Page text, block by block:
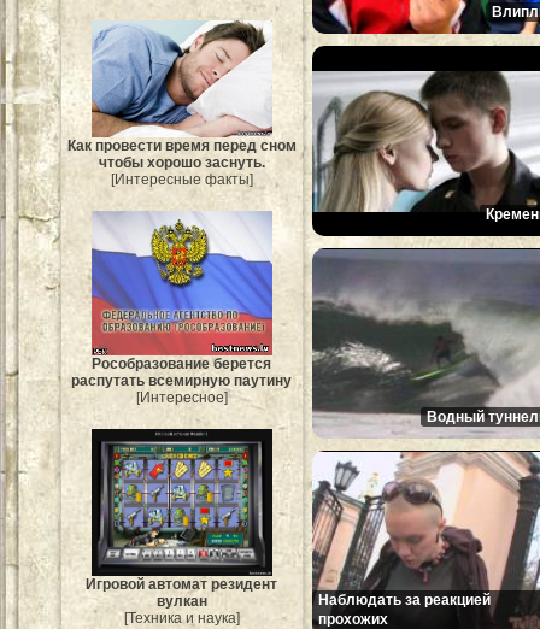
Как провести время перед сном
чтобы хорошо заснуть.
[Интересные факты]
Рособразование берется
распутать всемирную паутину
[Интересное]
Игровой автомат резидент
вулкан
[Техника и наука]
Водный
Наблюдать за реакцией
прохожих